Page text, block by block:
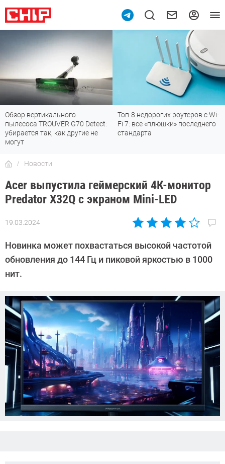
Обзор вертикального
пылесоса TROUVER G70 Detect:
убирается так, как другие не
могут
Топ-8 недорогих роутеров с Wi-
Fi 7: все «плюшки» последнего
стандарта
Новости
Acer выпустила геймерский 4К-монитор
Predator X32Q с экраном Mini-LED
19.03.2024
Автор:
Довлатова
Новинка может похвастаться высокой частотой
обновления до 144 Гц и пиковой яркостью в 1000
нит.